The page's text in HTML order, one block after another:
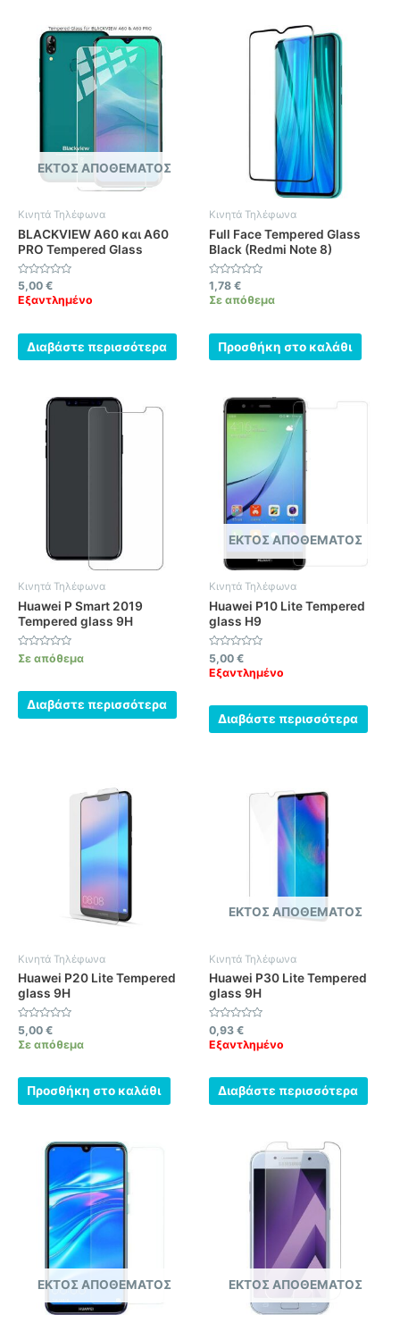
ΕΚΤΌΣ ΑΠΟΘΈΜΑΤΟΣ
Κινητά Τηλέφωνα
BLACKVIEW A60 και A60
PRO Tempered Glass
Βαθμολογήθηκε
με
0
5,00 €
Εξαντλημένο
Διαβάστε περισσότερα
Κινητά Τηλέφωνα
Full Face Tempered Glass
Black (Redmi Note 8)
Βαθμολογήθηκε
με
0
1,78 €
Σε απόθεμα
Προσθήκη στο καλάθι
Κινητά Τηλέφωνα
Huawei P Smart 2019
Tempered glass 9H
Βαθμολογήθηκε
με
5
Σε απόθεμα
Διαβάστε περισσότερα
ΕΚΤΌΣ ΑΠΟΘΈΜΑΤΟΣ
Κινητά Τηλέφωνα
Huawei P10 Lite Tempered
glass H9
Βαθμολογήθηκε
με
0
5,00 €
Εξαντλημένο
Διαβάστε περισσότερα
Κινητά Τηλέφωνα
Huawei P20 Lite Tempered
glass 9H
Βαθμολογήθηκε
με
0
5,00 €
Σε απόθεμα
Προσθήκη στο καλάθι
ΕΚΤΌΣ ΑΠΟΘΈΜΑΤΟΣ
Κινητά Τηλέφωνα
Huawei P30 Lite Tempered
glass 9H
Βαθμολογήθηκε
με
0
0,93 €
Εξαντλημένο
Διαβάστε περισσότερα
ΕΚΤΌΣ ΑΠΟΘΈΜΑΤΟΣ ΕΚΤΌΣ ΑΠΟΘΈΜΑΤΟΣ